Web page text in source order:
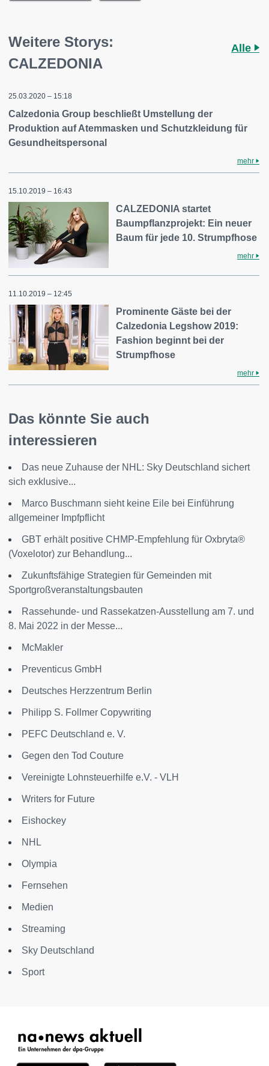
Weitere Storys:
CALZEDONIA
Alle
25.03.2020 – 15:18
Calzedonia Group beschließt Umstellung der
Produktion auf Atemmasken und Schutzkleidung für
Gesundheitspersonal
mehr
15.10.2019 – 16:43
CALZEDONIA startet
Baumpflanzprojekt: Ein neuer
Baum für jede 10. Strumpfhose
mehr
11.10.2019 – 12:45
Prominente Gäste bei der
Calzedonia Legshow 2019:
Fashion beginnt bei der
Strumpfhose
mehr
Das könnte Sie auch
interessieren
Das neue Zuhause der NHL: Sky Deutschland sichert
sich exklusive...
Marco Buschmann sieht keine Eile bei Einführung
allgemeiner Impfpflicht
GBT erhält positive CHMP-Empfehlung für Oxbryta®
(Voxelotor) zur Behandlung...
Zukunftsfähige Strategien für Gemeinden mit
Sportgroßveranstaltungsbauten
Rassehunde- und Rassekatzen-Ausstellung am 7. und
8. Mai 2022 in der Messe...
McMakler
Preventicus GmbH
Deutsches Herzzentrum Berlin
Philipp S. Follmer Copywriting
PEFC Deutschland e. V.
Gegen den Tod Couture
Vereinigte Lohnsteuerhilfe e.V. - VLH
Writers for Future
Eishockey
NHL
Olympia
Fernsehen
Medien
Streaming
Sky Deutschland
Sport